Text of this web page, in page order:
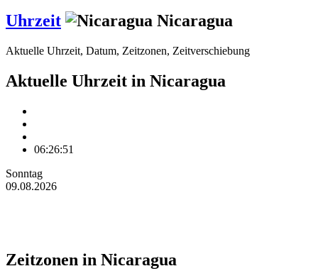
Uhrzeit Nicaragua
Aktuelle Uhrzeit, Datum, Zeitzonen, Zeitverschiebung
Aktuelle Uhrzeit in Nicaragua
06:26:51
Sonntag
09.08.2026
Zeitzonen in Nicaragua